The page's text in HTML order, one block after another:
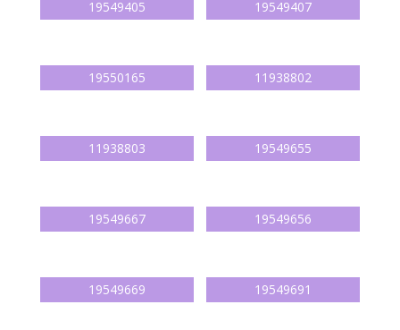
19549405 19549407
19550165 11938802
11938803 19549655
19549667 19549656
19549669 19549691